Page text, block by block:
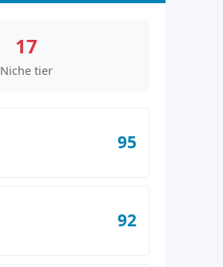
17
Niche tier
95
92